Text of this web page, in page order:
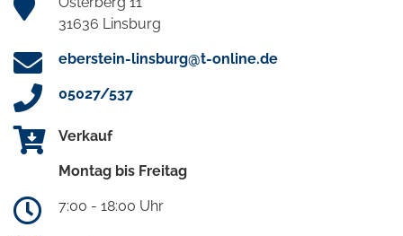
31636 Linsburg
eberstein-linsburg@t-online.de
05027/537
Verkauf
Montag bis Freitag
7:00 - 18:00 Uhr